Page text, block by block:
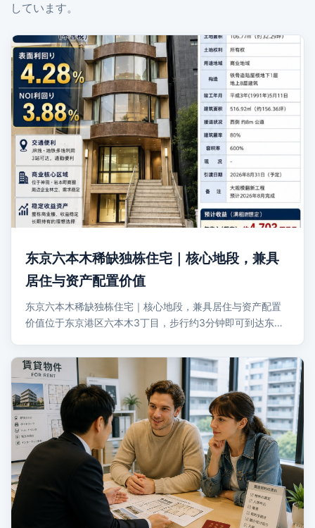
しています。
东京六本木稀缺独栋住宅｜核心地段，兼具
居住与资产配置价值
东京六本木稀缺独栋住宅｜核心地段，兼具居住与资产配置
价值位于东京港区六本木3丁目，步行约3分钟即可到达东…